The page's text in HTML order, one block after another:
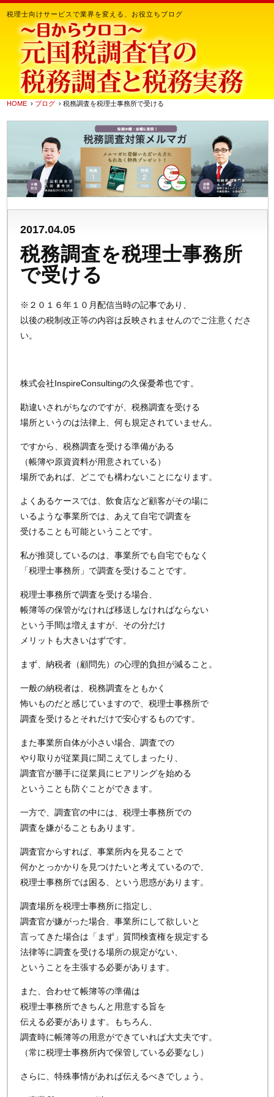
税理士向けサービスで業界を変える、お役立ちブログ
HOME › ブログ › 税務調査を税理士事務所で受ける
2017.04.05
税務調査を税理士事務所
で受ける
※２０１６年１０月配信当時の記事であり、
以後の税制改正等の内容は反映されませんのでご注意くださ
い。
株式会社InspireConsultingの久保憂希也です。
勘違いされがちなのですが、税務調査を受ける
場所というのは法律上、何も規定されていません。
ですから、税務調査を受ける準備がある
（帳簿や原資資料が用意されている）
場所であれば、どこでも構わないことになります。
よくあるケースでは、飲食店など顧客がその場に
いるような事業所では、あえて自宅で調査を
受けることも可能ということです。
私が推奨しているのは、事業所でも自宅でもなく
「税理士事務所」で調査を受けることです。
税理士事務所で調査を受ける場合、
帳簿等の保管がなければ移送しなければならない
という手間は増えますが、その分だけ
メリットも大きいはずです。
まず、納税者（顧問先）の心理的負担が減ること。
一般の納税者は、税務調査をともかく
怖いものだと感じていますので、税理士事務所で
調査を受けるとそれだけで安心するものです。
また事業所自体が小さい場合、調査での
やり取りが従業員に聞こえてしまったり、
調査官が勝手に従業員にヒアリングを始める
ということも防ぐことができます。
一方で、調査官の中には、税理士事務所での
調査を嫌がることもあります。
調査官からすれば、事業所内を見ることで
何かとっかかりを見つけたいと考えているので、
税理士事務所では困る、という思惑があります。
調査場所を税理士事務所に指定し、
調査官が嫌がった場合、事業所にして欲しいと
言ってきた場合は「まず」質問検査権を規定する
法律等に調査を受ける場所の規定がない、
ということを主張する必要があります。
また、合わせて帳簿等の準備は
税理士事務所できちんと用意する旨を
伝える必要があります。もちろん、
調査時に帳簿等の用意ができていれば大丈夫です。
（常に税理士事務所内で保管している必要なし）
さらに、特殊事情があれば伝えるべきでしょう。